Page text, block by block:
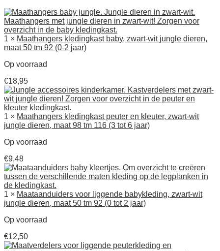
1 × Maathangers kledingkast baby, zwart-wit jungle dieren,
maat 50 tm 92 (0-2 jaar)
Op voorraad
€18,95
1 × Maathangers kledingkast peuter en kleuter, zwart-wit
jungle dieren, maat 98 tm 116 (3 tot 6 jaar)
Op voorraad
€9,48
1 × Maataanduiders voor liggende babykleding, zwart-wit
jungle dieren, maat 50 tm 92 (0 tot 2 jaar)
Op voorraad
€12,50